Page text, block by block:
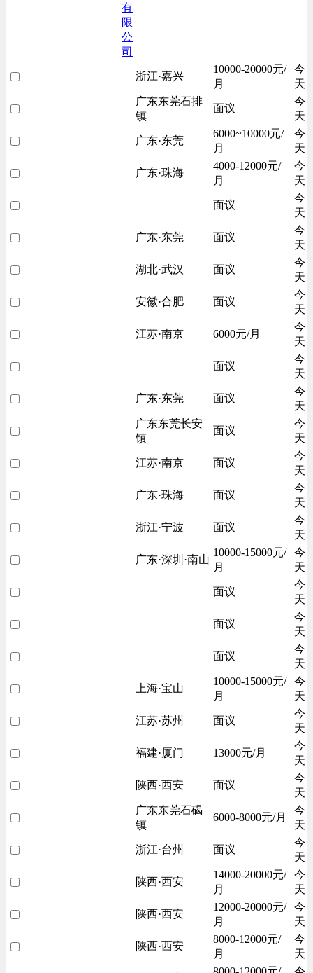
有
限
公
司
浙江·嘉兴
10000-20000元/
月
今
天
广东东莞石排
镇
面议
今
天
广东·东莞
6000~10000元/
月
今
天
广东·珠海
4000-12000元/
月
今
天
面议
今
天
广东·东莞 面议
今
天
湖北·武汉 面议
今
天
安徽·合肥 面议
今
天
江苏·南京 6000元/月
今
天
面议
今
天
广东·东莞 面议
今
天
广东东莞长安
镇
面议
今
天
江苏·南京 面议
今
天
广东·珠海 面议
今
天
浙江·宁波 面议
今
天
广东·深圳·南山
10000-15000元/
月
今
天
面议
今
天
面议
今
天
面议
今
天
上海·宝山
10000-15000元/
月
今
天
江苏·苏州 面议
今
天
福建·厦门 13000元/月
今
天
陕西·西安 面议
今
天
广东东莞石碣
镇
6000-8000元/月
今
天
浙江·台州 面议
今
天
陕西·西安
14000-20000元/
月
今
天
陕西·西安
12000-20000元/
月
今
天
陕西·西安
8000-12000元/
月
今
天